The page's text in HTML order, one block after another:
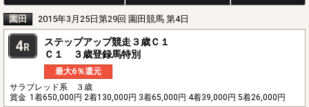
園田 2015年3月25日第29回 園田競馬 第4日
4R
ステップアップ競走３歳Ｃ１
Ｃ１ ３歳登録馬特別
最大6％還元
サラブレッド系 ３歳
賞金 1着650,000円 2着130,000円 3着65,000円 4着39,000円 5着26,000円